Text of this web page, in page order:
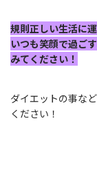
規則正しい生活に
いつも笑顔で過ご
みてください！
ダイエットの事な
ください！